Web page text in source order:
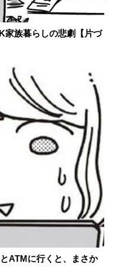
族暮らしの悲劇【片づ
ATMに行くと、まさか